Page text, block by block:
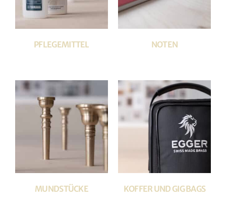
PFLEGEMITTEL NOTEN
MUNDSTÜCKE KOFFER UND GIG BAGS